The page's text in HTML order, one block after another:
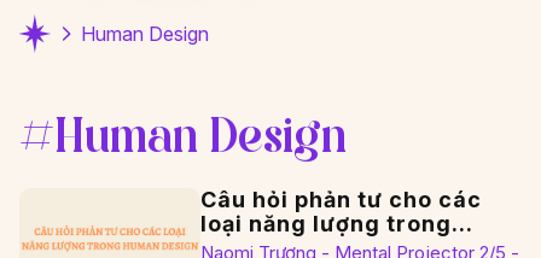
Human Design
#Human Design
Câu hỏi phản tư cho các
loại năng lượng trong
Human Design
Naomi Trương - Mental Projector 2/5 -